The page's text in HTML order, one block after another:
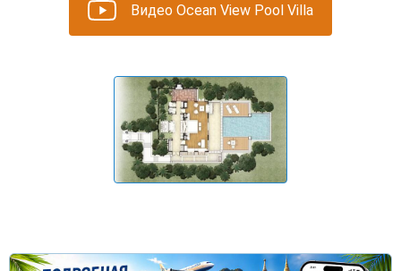
Видео Ocean View Pool Villa